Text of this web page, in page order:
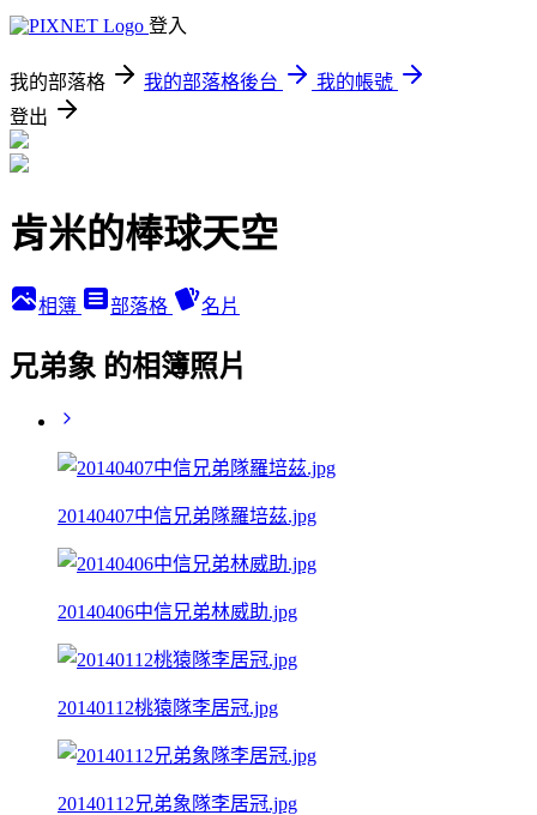
登入
我的部落格 我的部落格後台
我的帳號
登出
肯米的棒球天空
相簿 部落格 名片
兄弟象 的相簿照片
20140407中信兄弟隊羅培茲.jpg
20140406中信兄弟林威助.jpg
20140112桃猿隊李居冠.jpg
20140112兄弟象隊李居冠.jpg